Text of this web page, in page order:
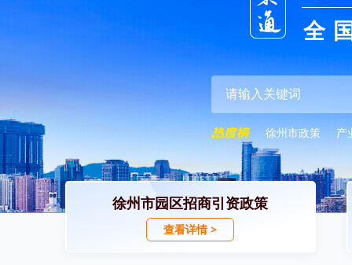
全
徐州市政策 产
徐州市园区招商引资政策
查看详情 >